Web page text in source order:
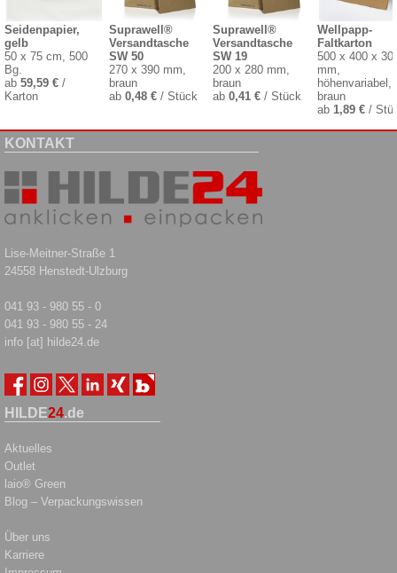
Seidenpapier,
gelb
50 x 75 cm, 500
Bg.
ab 59,59 € /
Karton
Suprawell®
Versandtasche
SW 50
270 x 390 mm,
braun
ab 0,48 €/ Stück
Suprawell®
Versandtasche
SW 19
200 x 280 mm,
braun
ab0,41 € / Stück
Wellpapp-
Faltkarton
500 x 400 x
mm,
höhenvariabel,
braun
ab 1,89 €/
KONTAKT
Lise-Meitner-Straße 1
24558 Henstedt-Ulzburg
041 93 - 980 55 - 0
041 93 - 980 55 - 24
info [at] hilde24.de
HILDE24.de
Aktuelles
Outlet
laio® Green
Blog – Verpackungswissen
Über uns
Karriere